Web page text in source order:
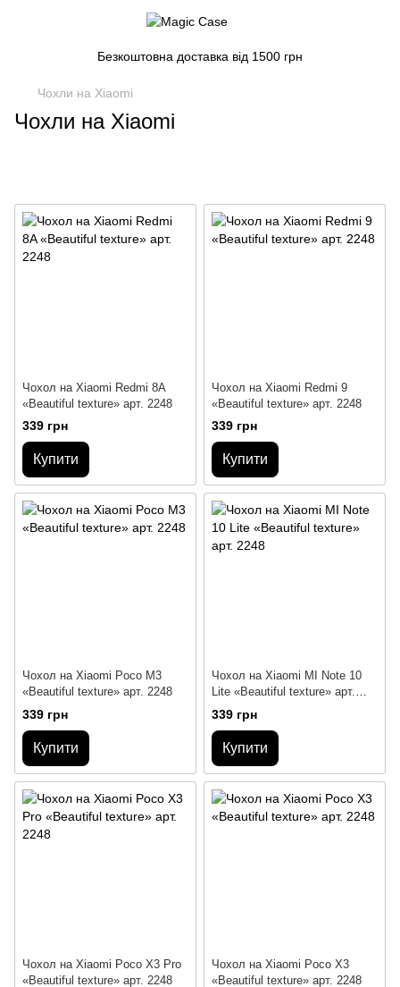
Безкоштовна доставка від 1500 грн
Чохли на Xiaomi
Чохли на Xiaomi
Чохол на Xiaomi Redmi 8A
«Beautiful texture» арт. 2248
339 грн
Купити
Чохол на Xiaomi Redmi 9
«Beautiful texture» арт. 2248
339 грн
Купити
Чохол на Xiaomi Poco M3
«Beautiful texture» арт. 2248
339 грн
Купити
Чохол на Xiaomi MI Note 10
Lite «Beautiful texture» арт.
2248
339 грн
Купити
Чохол на Xiaomi Poco X3 Pro
«Beautiful texture» арт. 2248
Чохол на Xiaomi Poco X3
«Beautiful texture» арт. 2248